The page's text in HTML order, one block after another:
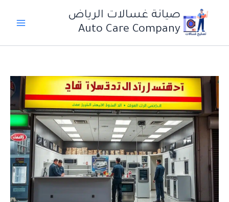
المحتوى
صيانة غسالات الرياض
Auto Care Company